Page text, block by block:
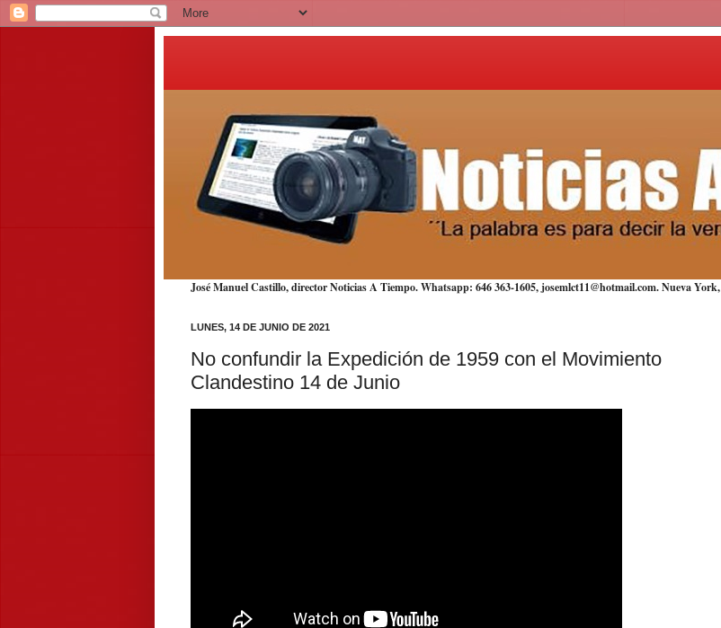
José Manuel Castillo, director Noticias A Tiempo. Whatsapp: 646 363-1605, josemlct11@hotmail.com. Nueva York,
LUNES, 14 DE JUNIO DE 2021
No confundir la Expedición de 1959 con el Movimiento
Clandestino 14 de Junio